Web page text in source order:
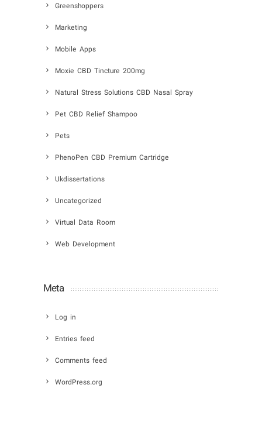
Greenshoppers
Marketing
Mobile Apps
Moxie CBD Tincture 200mg
Natural Stress Solutions CBD Nasal Spray
Pet CBD Relief Shampoo
Pets
PhenoPen CBD Premium Cartridge
Ukdissertations
Uncategorized
Virtual Data Room
Web Development
Meta
Log in
Entries feed
Comments feed
WordPress.org